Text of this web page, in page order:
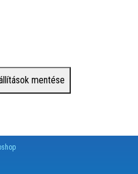
mentése